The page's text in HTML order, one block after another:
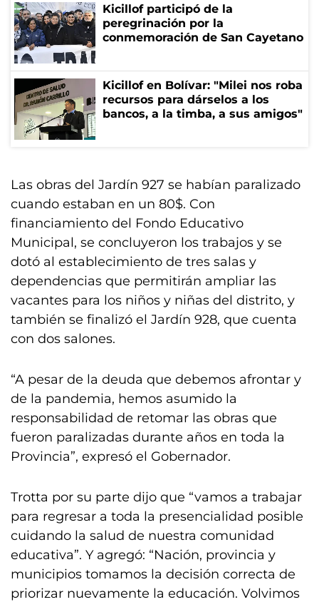
Kicillof participó de la
peregrinación por la
conmemoración de San Cayetano
Kicillof en Bolívar: "Milei nos roba
recursos para dárselos a los
bancos, a la timba, a sus amigos"
Las obras del Jardín 927 se habían paralizado
cuando estaban en un 80$. Con
financiamiento del Fondo Educativo
Municipal, se concluyeron los trabajos y se
dotó al establecimiento de tres salas y
dependencias que permitirán ampliar las
vacantes para los niños y niñas del distrito, y
también se finalizó el Jardín 928, que cuenta
con dos salones.
“A pesar de la deuda que debemos afrontar y
de la pandemia, hemos asumido la
responsabilidad de retomar las obras que
fueron paralizadas durante años en toda la
Provincia”, expresó el Gobernador.
Trotta por su parte dijo que “vamos a trabajar
para regresar a toda la presencialidad posible
cuidando la salud de nuestra comunidad
educativa”. Y agregó: “Nación, provincia y
municipios tomamos la decisión correcta de
priorizar nuevamente la educación. Volvimos